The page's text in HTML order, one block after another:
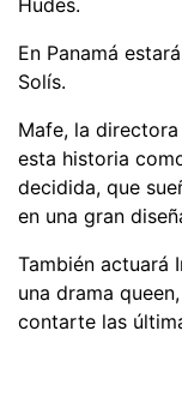
En Panamá
Solís.
Mafe, la
esta historia
decidida, que
en una gran
También actuará
una drama
contarte las